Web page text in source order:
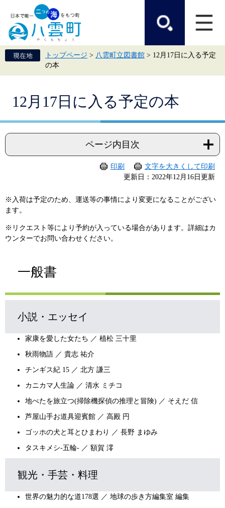
頭
で
飛
ば
て
トップページ > 八雲町立図書館 > 12月17日に入る予定
の本
12月17日に入る予定の本
ページ内目次
印刷
文字を大きくして印刷
更新日：2022年12月16日更新
※入荷は予定のため、運送等の事情により変更になることがござい
ます。
※リクエスト等により予約が入っている場合があります。詳細はカ
ウンターでお問い合わせください。
一般書
小説・エッセイ
家康を愛した女たち ／ 植松 三十里
秋雨物語 ／ 貴志 祐介
チンギス紀 15 ／ 北方 謙三
カニカマ人生論 ／ 清水 ミチコ
地べたを旅立つ(掃除機探偵の推理と冒険) ／ そえだ 信
芦屋山手お道具迎賓館 ／ 高殿 円
ゴッホの犬と耳とひまわり ／ 長野 まゆみ
タスキメシ-五輪- ／ 額賀 澪
観光・手芸・料理
世界の魅力的な道178選 ／ 地球の歩き方編集室 編集